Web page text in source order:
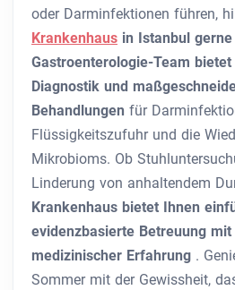
oder Darminfektionen führen,
Krankenhaus in Istanbul
Gastroenterologie-Team bietet
Diagnostik und
Behandlungen für
Flüssigkeitszufuhr und die
Mikrobioms. Ob
Linderung von anhaltendem
Krankenhaus bietet Ihnen
evidenzbasierte Betreuung
medizinischer Erfahrung .
Sommer mit der Gewissheit,